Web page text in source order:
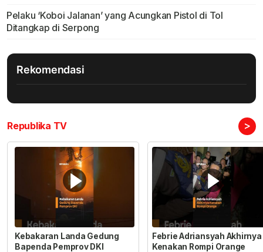
Pelaku ‘Koboi Jalanan’ yang Acungkan Pistol di Tol
Ditangkap di Serpong
Rekomendasi
Republika TV >
Kebakaran Landa Gedung
Bapenda Pemprov DKI
Febrie Adriansyah Akhirnya
Kenakan Rompi Orange